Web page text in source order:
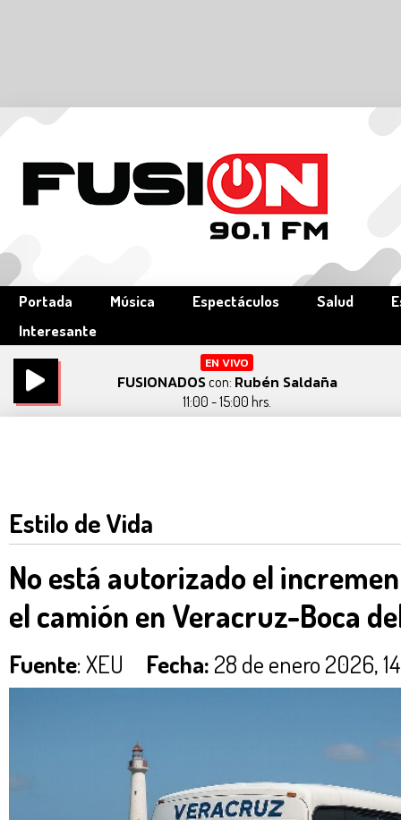
Portada Música Espectáculos Salud
Interesante
EN VIVO
FUSIONADOScon: Rubén Saldaña
11:00 - 15:00 hrs.
Estilo de Vida
No está autorizado el
el camión en Veracruz-Boca
Fuente: XEU Fecha: 28 de enero 2026,